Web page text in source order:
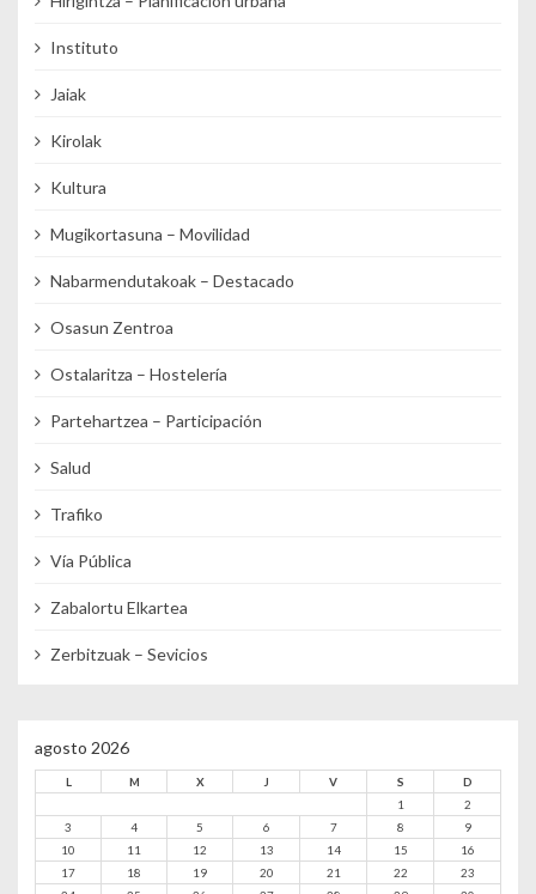
Instituto
Jaiak
Kirolak
Kultura
Mugikortasuna – Movilidad
Nabarmendutakoak – Destacado
Osasun Zentroa
Ostalaritza – Hostelería
Partehartzea – Participación
Salud
Trafiko
Vía Pública
Zabalortu Elkartea
Zerbitzuak – Sevicios
agosto 2026
L M X J V S
D
1
2
3
4 5 6 7 8
9
10
11 12 13 14 15
16
17
18 19 20 21 22
23